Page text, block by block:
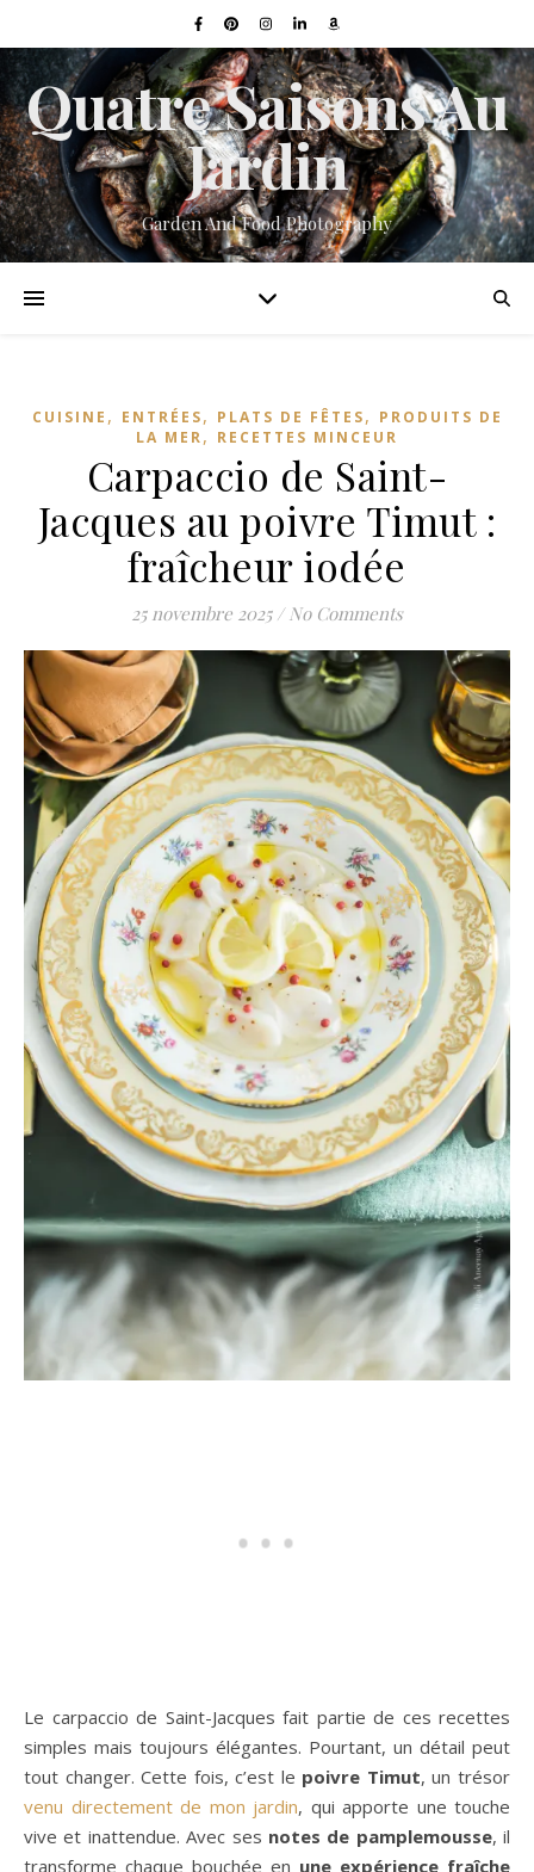
Quatre Saisons Au
Jardin
Garden And Food Photography
CUISINE , ENTRÉES, PLATS DE FÊTES, PRODUITS DE
LA MER, RECETTES MINCEUR
Carpaccio de Saint-
Jacques au poivre Timut :
fraîcheur iodée
25 novembre 2025 / No Comments
Le carpaccio de Saint-Jacques fait partie de ces recettes
simples mais toujours élégantes. Pourtant, un détail peut
tout changer. Cette fois, c’est le poivre Timut, un trésor
venu directement de mon jardin, qui apporte une touche
vive et inattendue. Avec ses notes de pamplemousse, il
transforme chaque bouchée en une expérience fraîche